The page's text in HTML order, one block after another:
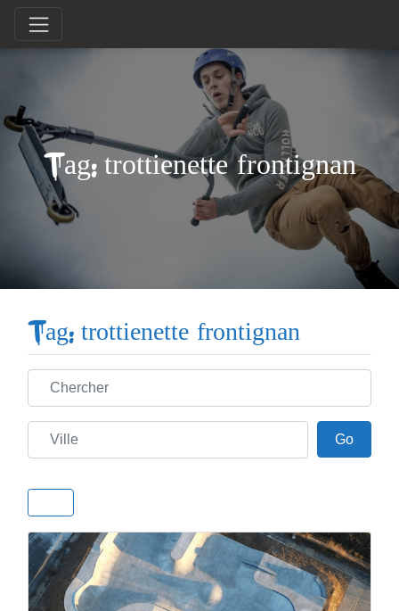
Tag: trottienette frontignan
Tag: trottienette frontignan
Chercher
Ville GoGo